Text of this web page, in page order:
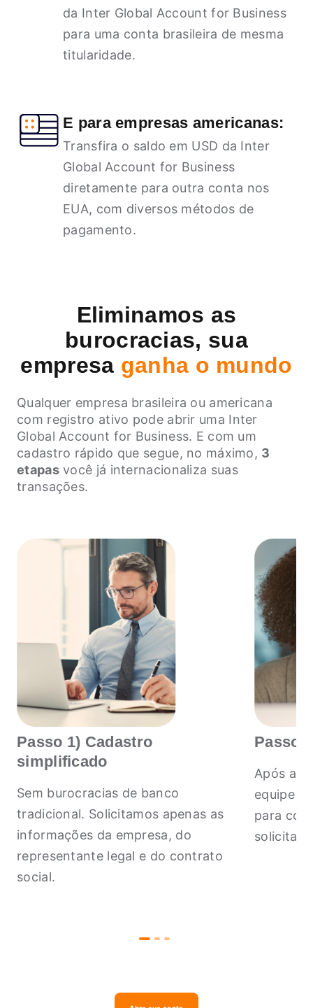
da Inter Global Account for Business
para uma conta brasileira de mesma
titularidade.
E para empresas americanas:
Transfira o saldo em USD da Inter
Global Account for Business
diretamente para outra conta nos
EUA, com diversos métodos de
pagamento.
Eliminamos as
burocracias, sua
empresa ganha o mundo
Qualquer empresa brasileira ou americana
com registro ativo pode abrir uma Inter
Global Account for Business. E com um
cadastro rápido que segue, no máximo, 3
etapasvocê já internacionaliza suas
transações.
Passo 1) Cadastro
simplificado
Sem burocracias de banco
tradicional. Solicitamos apenas as
informações da empresa, do
representante legal e do contrato
social.
Passo
Após a
equipe
para
solicitar